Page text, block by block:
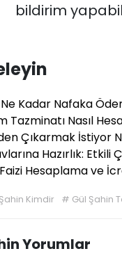
bildirim
Kadar Nafaka
Tazminatı Nasıl
Çıkarmak İstiyor
Hazırlık: Etkili
Hesaplama ve
Kimdir # Gül Şahin
Yorumlar